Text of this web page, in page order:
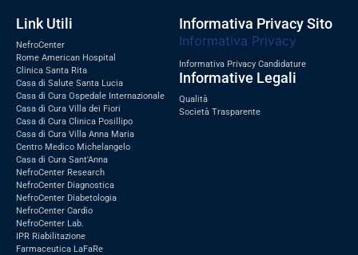
Link Utili
NefroCenter
Rome American Hospital
Clinica Santa Rita
Casa di Salute Santa Lucia
Casa di Cura Ospedale Internazionale
Casa di Cura Villa dei Fiori
Casa di Cura Clinica Posillipo
Casa di Cura Villa Anna Maria
Centro Medico Michelangelo
Casa di Cura Sant'Anna
NefroCenter Research
NefroCenter Diagnostica
NefroCenter Diabetologia
NefroCenter Cardio
NefroCenter Lab.
IPR Riabilitazione
Farmaceutica LaFaRe
Informativa Privacy Sito
Informativa Privacy
Informativa Privacy Candidature
Informative Legali
Qualità
Società Trasparente